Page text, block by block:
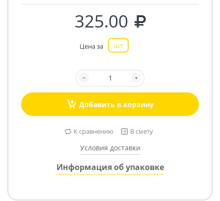
325.00
Цена за шт
Добавить в корзину
К сравнению В смету
Условия доставки
Информация об упаковке